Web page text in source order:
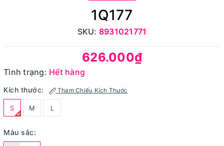
1Q177
SKU: 8931021771
626.000₫
Tình trạng: Hết hàng
Kích thước: Tham Chiếu Kích Thước
S M L
Màu sắc: